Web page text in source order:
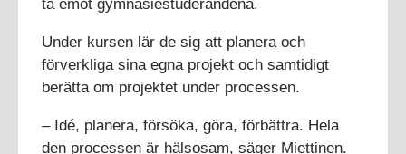
ta emot gymnasiestuderandena.
Under kursen lär de sig att planera och
förverkliga sina egna projekt och samtidigt
berätta om projektet under processen.
– Idé, planera, försöka, göra, förbättra. Hela
den processen är hälsosam, säger Miettinen.